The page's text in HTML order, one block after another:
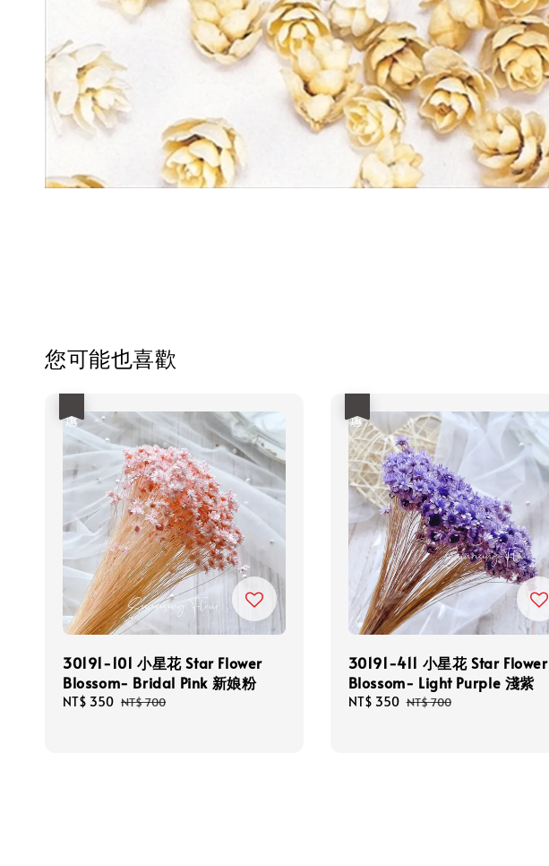
您可能也喜歡
30191-101 小星花 Star Flower
Blossom- Bridal Pink 新娘粉
Sale
NT$ 350 Regular
NT$ 700
30191-411 小星花 Star Flower
Blossom- Light Purple 淺紫
Sale
NT$ 350 Regular
NT$ 700